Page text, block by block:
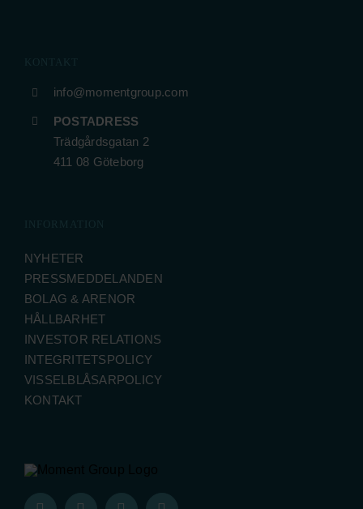
NYHETER
PRESSMEDDELANDEN
BOLAG & ARENOR
HÅLLBARHET
INVESTOR RELATIONS
INTEGRITETSPOLICY
VISSELBLÅSARPOLICY
KONTAKT
info@momentgroup.com
POSTADRESS
Trädgårdsgatan 2
411 08 Göteborg